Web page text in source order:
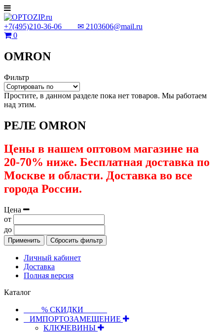
+7(495)210-36-06 ✉ 2103606@mail.ru
0
OMRON
Фильтр
Простите, в данном разделе пока нет товаров. Мы работаем
над этим.
РЕЛЕ OMRON
Цены в нашем оптовом магазине на
20-70% ниже. Бесплатная доставка по
Москве и области. Доставка во все
города России.
Цена
от
до
Применить Сбросить фильтр
Личный кабинет
Доставка
Полная версия
Каталог
⠀⠀⠀% СКИДКИ⠀⠀⠀⠀
⠀ИМПОРТОЗАМЕЩЕНИЕ
КЛЮЧЕВИНЫ